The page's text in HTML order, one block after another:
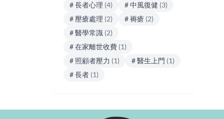
# 長者心理 (4) # 中風復健 (3)
# 壓瘡處理 (2) # 褥瘡 (2)
# 醫學常識 (2)
# 在家離世收費 (1)
# 照顧者壓力 (1) # 醫生上門 (1)
# 長者 (1)